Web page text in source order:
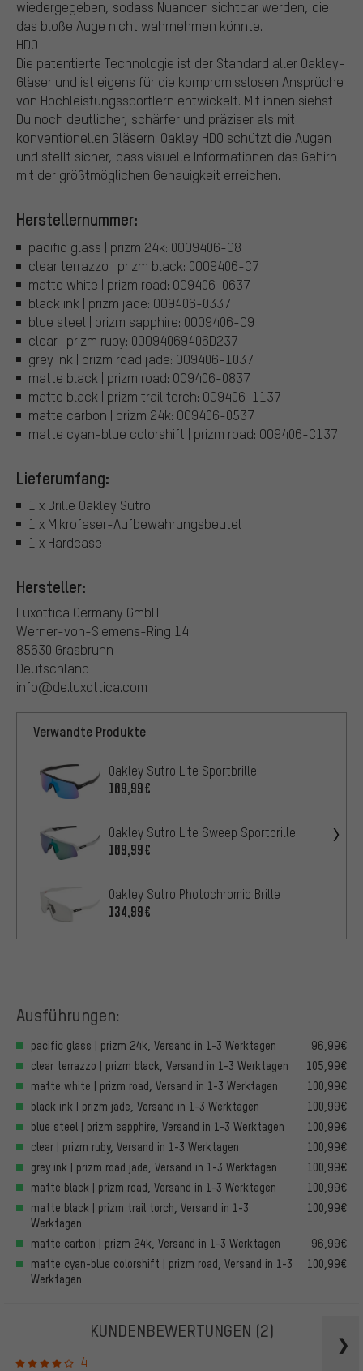
wiedergegeben, sodass Nuancen sichtbar werden, die
das bloße Auge nicht wahrnehmen könnte.
HDO
Die patentierte Technologie ist der Standard aller Oakley-
Gläser und ist eigens für die kompromisslosen Ansprüche
von Hochleistungssportlern entwickelt. Mit ihnen siehst
Du noch deutlicher, schärfer und präziser als mit
konventionellen Gläsern. Oakley HDO schützt die Augen
und stellt sicher, dass visuelle Informationen das Gehirn
mit der größtmöglichen Genauigkeit erreichen.
Herstellernummer:
pacific glass | prizm 24k: 0OO9406-C8
clear terrazzo | prizm black: 0OO9406-C7
matte white | prizm road: OO9406-0637
black ink | prizm jade: OO9406-0337
blue steel | prizm sapphire: 0OO9406-C9
clear | prizm ruby: 0OO94069406D237
grey ink | prizm road jade: OO9406-1037
matte black | prizm road: OO9406-0837
matte black | prizm trail torch: OO9406-1137
matte carbon | prizm 24k: OO9406-0537
matte cyan-blue colorshift | prizm road: OO9406-C137
Lieferumfang:
1 x Brille Oakley Sutro
1 x Mikrofaser-Aufbewahrungsbeutel
1 x Hardcase
Hersteller:
Luxottica Germany GmbH
Werner-von-Siemens-Ring 14
85630 Grasbrunn
Deutschland
info@de.luxottica.com
Verwandte Produkte
Oakley Sutro Lite Sportbrille
109,99€
Oakley Sutro Lite Sweep Sportbrille
109,99€
Oakley Sutro Photochromic Brille
134,99€
Ausführungen:
pacific glass | prizm 24k, Versand in 1-3 Werktagen
96,99€
clear terrazzo | prizm black, Versand in 1-3 Werktagen
105,99€
matte white | prizm road, Versand in 1-3 Werktagen
100,99€
black ink | prizm jade, Versand in 1-3 Werktagen
100,99€
blue steel | prizm sapphire, Versand in 1-3 Werktagen
100,99€
clear | prizm ruby, Versand in 1-3 Werktagen
100,99€
grey ink | prizm road jade, Versand in 1-3 Werktagen
100,99€
matte black | prizm road, Versand in 1-3 Werktagen
100,99€
matte black | prizm trail torch, Versand in 1-3
Werktagen
100,99€
matte carbon | prizm 24k, Versand in 1-3 Werktagen
96,99€
matte cyan-blue colorshift | prizm road, Versand in 1-3
Werktagen
100,99€
KUNDENBEWERTUNGEN (2)
4